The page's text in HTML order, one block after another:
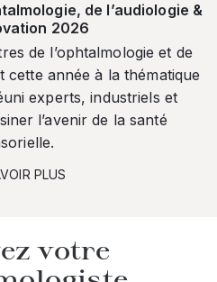
de l’audiologie &
2026
de l’ophtalmologie et de
cette année à la thématique
experts, industriels et
l’avenir de la santé
PLUS
votre